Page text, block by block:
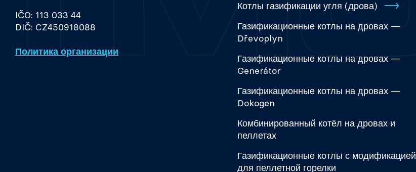
IČO: 113 033 44
DIČ: CZ450918088
Политика организации
Котлы газификации угля (дрова)
Газификационные котлы на дровах —
Dřevoplyn
Газификационные котлы на дровах —
Generátor
Газификационные котлы на дровах —
Dokogen
Комбинированный котёл на дровах и
пеллетах
Газификационные котлы с модификацией
для пеллетной горелки